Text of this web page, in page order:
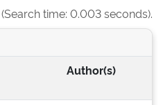
time: 0.003 seconds).
Author(s)